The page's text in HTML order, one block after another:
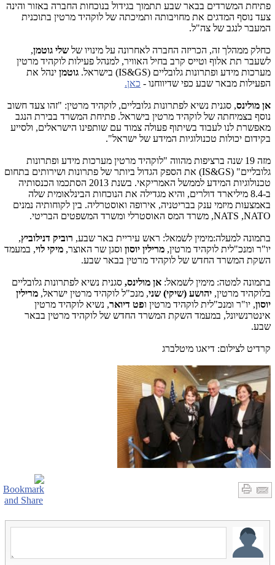
פתיחת המשרדים בבאר שבע תתמוך בגידול בנוכחות החברה באזור והינה
צעד נוסף המדגים את מחויבותה ותמיכתה של לוקהיד מרטין בתוכנית
המעבר לנגב של צה"ל.
כחלק ממהלך זה, הכריזה החברה לאחרונה על מינויו של שלי גוטמן,
לשעבר תת אלוף וטייס קרב בחיל האוויר, למנהל פעילות לוקהיד מרטין
מערכות מידע ופתרונות גלובליים (IS&GS) בישראל. גוטמן ינהל את
הפעילות מבאר שבע כפי שדיווחנו - כאן.
אן מולינס, סגנית נשיא לפתרונות גלובליים, לוקהיד מרטין: "זהו צעד חשוב
נוסף בצמיחתה של לוקהיד מרטין בישראל. פתיחת המשרד בבירת הנגב
מאפשרת לנו לעבוד בשיתוף פעולה צמוד עם שותפינו הישראלים, ולסייע
בקידום יכולות טכנולוגיות המידע של ישראל".
מזה 19 שנה ברציפות מהווה "לוקהיד מרטין מערכות מידע ופתרונות
גלובליים" (IS&GS) את הספק הגדול ביותר של פתרונות ושירותים בתחום
טכנולוגיות המידע לממשל האמריקאי. בשנת 2013 הסתכמו הכנסותיה
ב-8.4 מיליארד דולרים, והיא מגדילה את הנוכחות הבינלאומית שלה
באמצעות מיזמי ענק בבריטניה, אירופה ואוסטרליה. בין לקוחותיה נמנים
NATO
,
NATS, משרד המס האוסטרלי ומשרד המשפטים הבריטי.
בתמונה למעלה:מימין לשמאל: ראש עיריית באר שבע, רוביק דנילוביץ,
יו"ר ומנכ"לית לוקהיד מרטין, מרילין יוסון וסגן שר האוצר, מיקי לוי, במעמד
השקת המשרד החדש של לוקהיד מרטין בבאר שבע.
בתמונה למטה: מימין לשמאל: אן מולינס, סגנית נשיא לפתרונות גלובליים
בלוקהיד מרטין, יהושע (שיקי) שני, מנכ"ל לוקהיד מרטין ישראל, מרילין
יוסון, יו"ר ומנכ"לית לוקהיד מרטין ופט דיואר, נשיא לוקהיד מרטין
אינטרנשיונל, במעמד השקת המשרד החדש של לוקהיד מרטין בבאר
שבע.
קרדיט לצילום: דיאגו מיטלברג